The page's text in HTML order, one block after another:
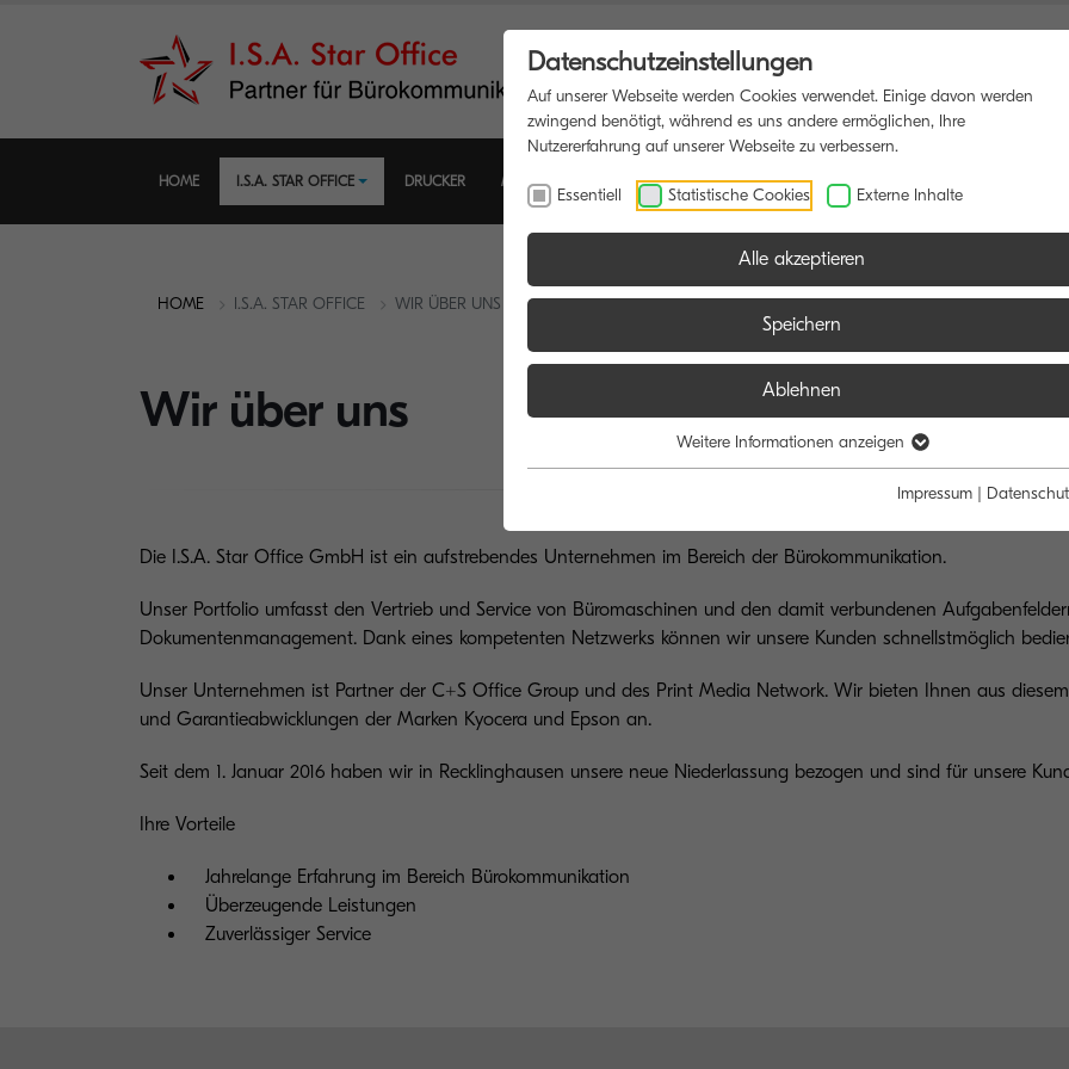
HOME I.S.A. STAR OFFICE DRUCKER MULTIFUNKTIONSDRUCKER SOFTWARE BLOG
HOME I.S.A. STAR OFFICE WIR ÜBER UNS
Wir über uns
Die I.S.A. Star Office GmbH ist ein auf­strebendes Unter­nehmen im Bereich der Büro­kommunikation.
Unser Portfolio umfasst den Vertrieb und Service von Büromaschinen und den damit verbundenen
Dokumentenmanagement. Dank eines kompetenten Netzwerks können wir unsere Kunden schnellstmöglich
Unser Unternehmen ist Partner der C+S Office Group und des Print Media Network. Wir bieten Ihnen aus
und Garantieabwicklungen der Marken Kyocera und Epson an.
Seit dem 1. Januar 2016 haben wir in Recklinghausen unsere neue Niederlassung bezogen und sind für unsere
Ihre Vorteile
Jahrelange Erfahrung im Bereich Bürokommunikation
Überzeugende Leistungen
Zuverlässiger Service
Datenschutzeinstellungen
Auf unserer Webseite werden Cookies verwendet. Einige davon werden
zwingend benötigt, während es uns andere ermöglichen, Ihre
Nutzererfahrung auf unserer Webseite zu verbessern.
Essentiell Statistische Cookies Externe Inhalte
Alle akzeptieren
Speichern
Ablehnen
Weitere Informationen anzeigen
Impressum |